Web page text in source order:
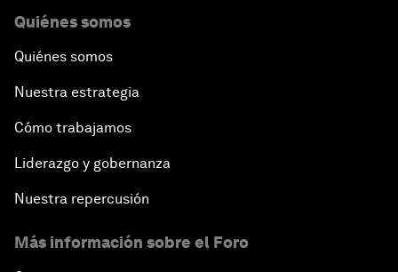
Quiénes somos
Quiénes somos
Nuestra estrategia
Cómo trabajamos
Liderazgo y gobernanza
Nuestra repercusión
Más información sobre el Foro